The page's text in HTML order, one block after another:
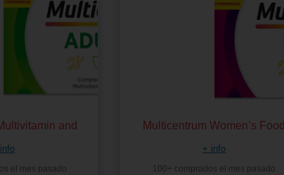
and
el mes pasado
Multicentrum Women’s Food
+ info
100+ comprados el mes pasado